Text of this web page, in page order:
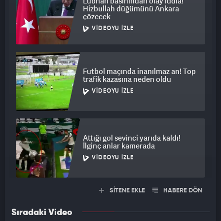
Hizbullah düğümünü Ankara
çözecek
VIDEOYU İZLE
Futbol maçında inanılmaz an! Top
trafik kazasına neden oldu
VIDEOYU İZLE
Attığı gol sevinci yarıda kaldı!
İlginç anlar kamerada
VIDEOYU İZLE
SİTENE EKLE HABERE DÖN
Sıradaki Video